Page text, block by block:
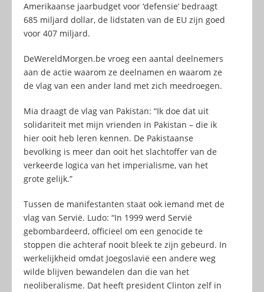
Amerikaanse jaarbudget voor ‘defensie’ bedraagt
685 miljard dollar, de lidstaten van de EU zijn goed
voor 407 miljard.
DeWereldMorgen.be vroeg een aantal deelnemers
aan de actie waarom ze deelnamen en waarom ze
de vlag van een ander land met zich meedroegen.
Mia draagt de vlag van Pakistan: “Ik doe dat uit
solidariteit met mijn vrienden in Pakistan – die ik
hier ooit heb leren kennen. De Pakistaanse
bevolking is meer dan ooit het slachtoffer van de
verkeerde logica van het imperialisme, van het
grote gelijk.”
Tussen de manifestanten staat ook iemand met de
vlag van Servië. Ludo: “In 1999 werd Servië
gebombardeerd, officieel om een genocide te
stoppen die achteraf nooit bleek te zijn gebeurd. In
werkelijkheid omdat Joegoslavië een andere weg
wilde blijven bewandelen dan die van het
neoliberalisme. Dat heeft president Clinton zelf in